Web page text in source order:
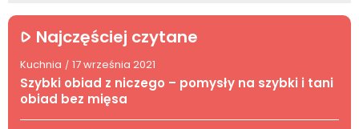
Najczęściej czytane
Kuchnia / 17 września 2021
Szybki obiad z niczego – pomysły na szybki i tani
obiad bez mięsa